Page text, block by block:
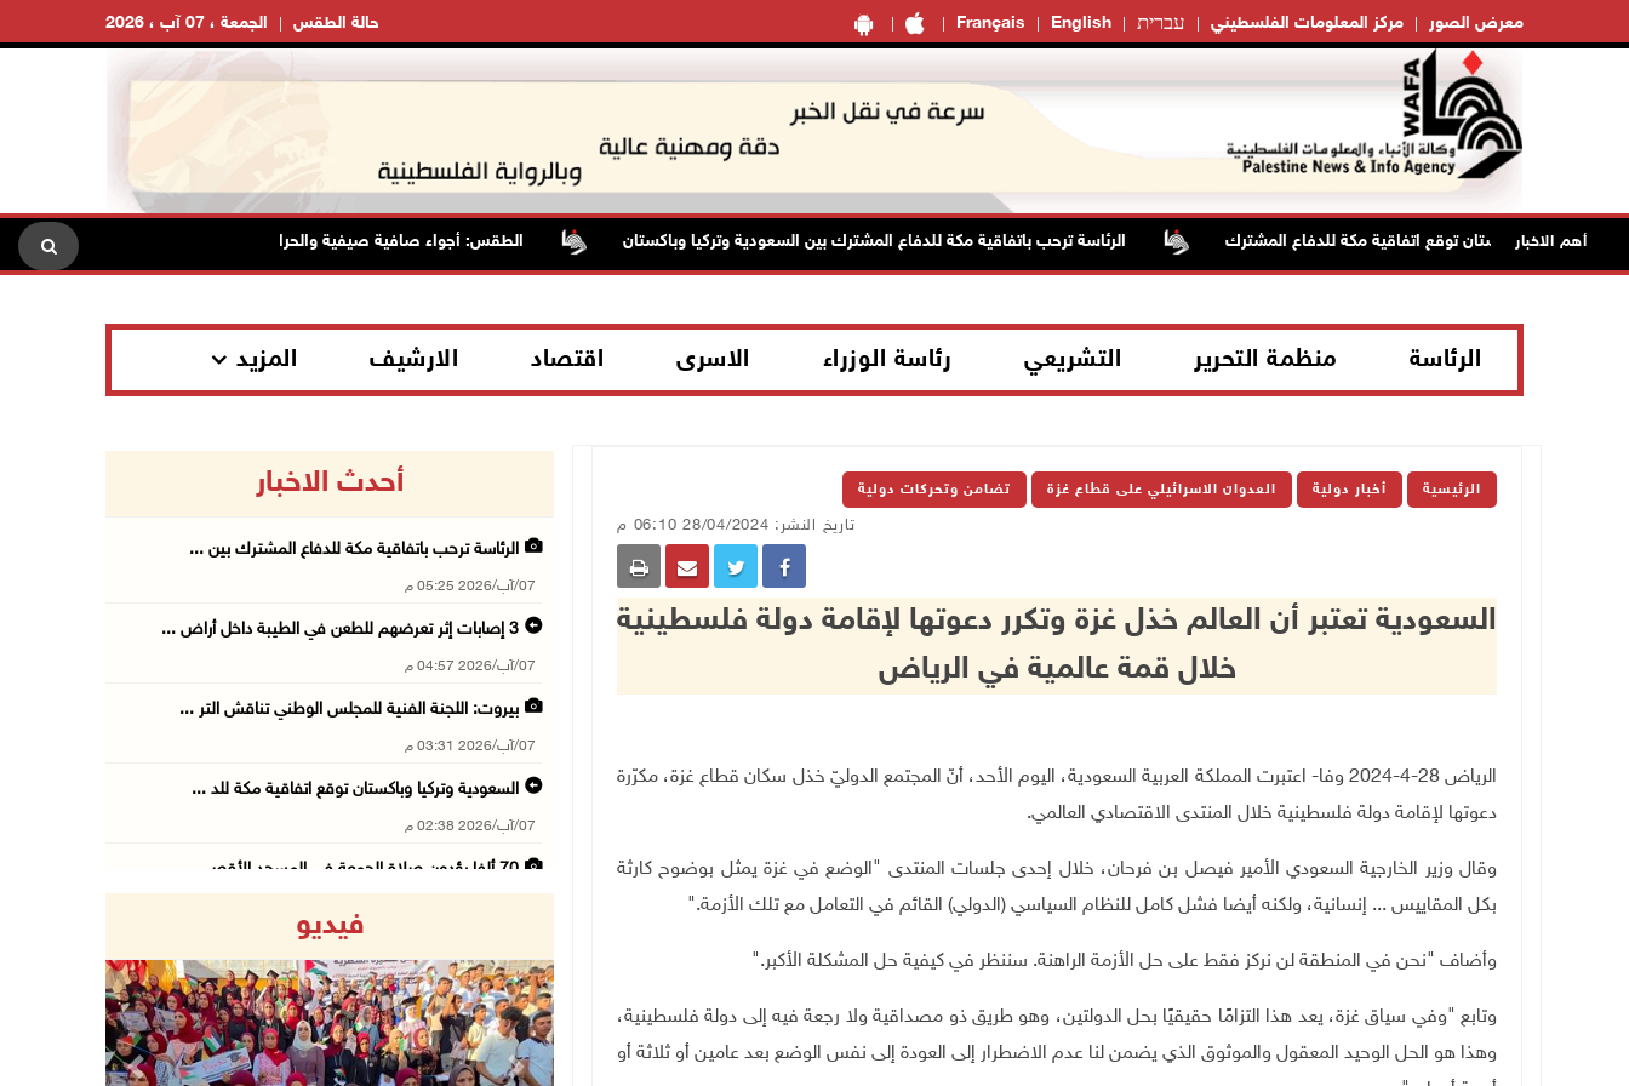
Français English עברית مركز المعلومات الفلسطيني معرض الصور الجمعة ، 07 آب ، 2026 حالة الطقس
أهم الاخبار
وتركيا وباكستان توقع اتفاقية مكة للدفاع المشترك الرئاسة ترحب باتفاقية مكة للدفاع المشترك بين السعودية وتركيا وباكستان الطقس: أجواء صافية صيفية والحرارة حول معدلها العام
الرئاسة منظمة التحرير التشريعي رئاسة الوزراء الاسرى اقتصاد الارشيف المزيد
الرئيسية أخبار دولية العدوان الاسرائيلي على قطاع غزة تضامن وتحركات دولية
تاريخ النشر: 28/04/2024 06:10 م
السعودية تعتبر أن العالم خذل غزة وتكرر دعوتها لإقامة دولة فلسطينية
خلال قمة عالمية في الرياض
الرياض 28-4-2024 وفا- اعتبرت المملكة العربية السعودية، اليوم الأحد، أنّ المجتمع الدوليّ خذل سكان قطاع غزة، مكرّرة
دعوتها لإقامة دولة فلسطينية خلال المنتدى الاقتصادي العالمي.
وقال وزير الخارجية السعودي الأمير فيصل بن فرحان، خلال إحدى جلسات المنتدى "الوضع في غزة يمثل بوضوح كارثة
بكل المقاييس ... إنسانية، ولكنه أيضا فشل كامل للنظام السياسي (الدولي) القائم في التعامل مع تلك الأزمة".
وأضاف "نحن في المنطقة لن نركز فقط على حل الأزمة الراهنة. سننظر في كيفية حل المشكلة الأكبر".
وتابع "وفي سياق غزة، يعد هذا التزامًا حقيقيًا بحل الدولتين، وهو طريق ذو مصداقية ولا رجعة فيه إلى دولة فلسطينية،
وهذا هو الحل الوحيد المعقول والموثوق الذي يضمن لنا عدم الاضطرار إلى العودة إلى نفس الوضع بعد عامين أو ثلاثة أو
أحدث الاخبار
الرئاسة ترحب باتفاقية مكة للدفاع المشترك بين ...
07/آب/2026 05:25 م
3 إصابات إثر تعرضهم للطعن في الطيبة داخل أراض ...
07/آب/2026 04:57 م
بيروت: اللجنة الفنية للمجلس الوطني تناقش التر ...
07/آب/2026 03:31 م
السعودية وتركيا وباكستان توقع اتفاقية مكة للد ...
07/آب/2026 02:38 م
70 ألفا يؤدون صلاة الجمعة في المسجد الأقصى
07/آب/2026 02:19 م
مستعمرون ينفذون جولات استفزازية في عدة مناطق ...
07/آب/2026 02:08 م
فيديو
Previous Next